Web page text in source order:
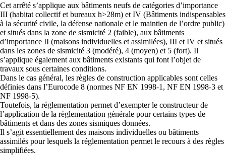
Cet arrêté s’applique aux bâtiments neufs de catégories d’importance
III (habitat collectif et bureaux h>28m) et IV (Bâtiments indispensables
à la sécurité civile, la défense nationale et le maintien de l’ordre public)
et situés dans la zone de sismicité 2 (faible), aux bâtiments
d’importance II (maisons individuelles et assimilées), III et IV et situés
dans les zones de sismicité 3 (modéré), 4 (moyen) et 5 (fort). Il
s’applique également aux bâtiments existants qui font l’objet de
travaux sous certaines conditions.
Dans le cas général, les règles de construction applicables sont celles
définies dans l’Eurocode 8 (normes NF EN 1998-1, NF EN 1998-3 et
NF 1998-5).
Toutefois, la réglementation permet d’exempter le constructeur de
l’application de la règlementation générale pour certains types de
bâtiments et dans des zones sismiques données.
Il s’agit essentiellement des maisons individuelles ou bâtiments
assimilés pour lesquels la réglementation permet le recours à des règles
simplifiées.